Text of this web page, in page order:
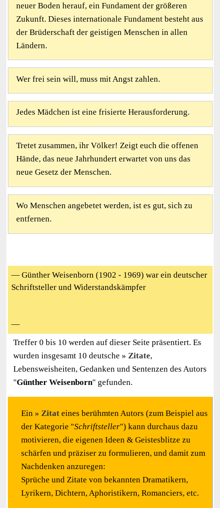
neuer Boden herauf, ein Fundament der größeren
Zukunft. Dieses internationale Fundament besteht aus
der Brüderschaft der geistigen Menschen in allen
Ländern.
Wer frei sein will, muss mit Angst zahlen.
Jedes Mädchen ist eine frisierte Herausforderung.
Tretet zusammen, ihr Völker! Zeigt euch die offenen
Hände, das neue Jahrhundert erwartet von uns das
neue Gesetz der Menschen.
Wo Menschen angebetet werden, ist es gut, sich zu
entfernen.
— Günther Weisenborn (1902 - 1969) war ein deutscher
Schriftsteller und Widerstandskämpfer
—
Treffer 0 bis 10 werden auf dieser Seite präsentiert. Es
wurden insgesamt 10 deutsche
Zitate,
Lebensweisheiten, Gedanken und Sentenzen des Autors
"Günther Weisenborn" gefunden.
Ein Zitat eines berühmten Autors (zum Beispiel aus
der Kategorie "Schriftsteller") kann durchaus dazu
motivieren, die eigenen Ideen & Geistesblitze zu
schärfen und präziser zu formulieren, und damit zum
Nachdenken anzuregen:
Sprüche und Zitate von bekannten Dramatikern,
Lyrikern, Dichtern, Aphoristikern, Romanciers, etc.